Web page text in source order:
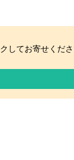
してお寄せくだ